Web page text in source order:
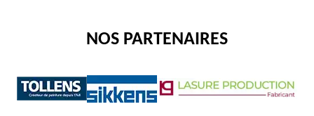
NOS PARTENAIRES